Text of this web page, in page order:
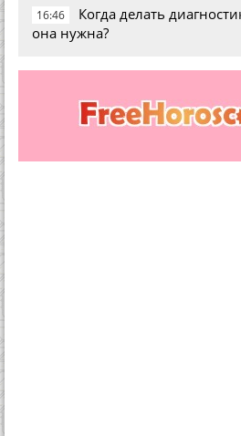
16:46
Когда делать
она нужна?